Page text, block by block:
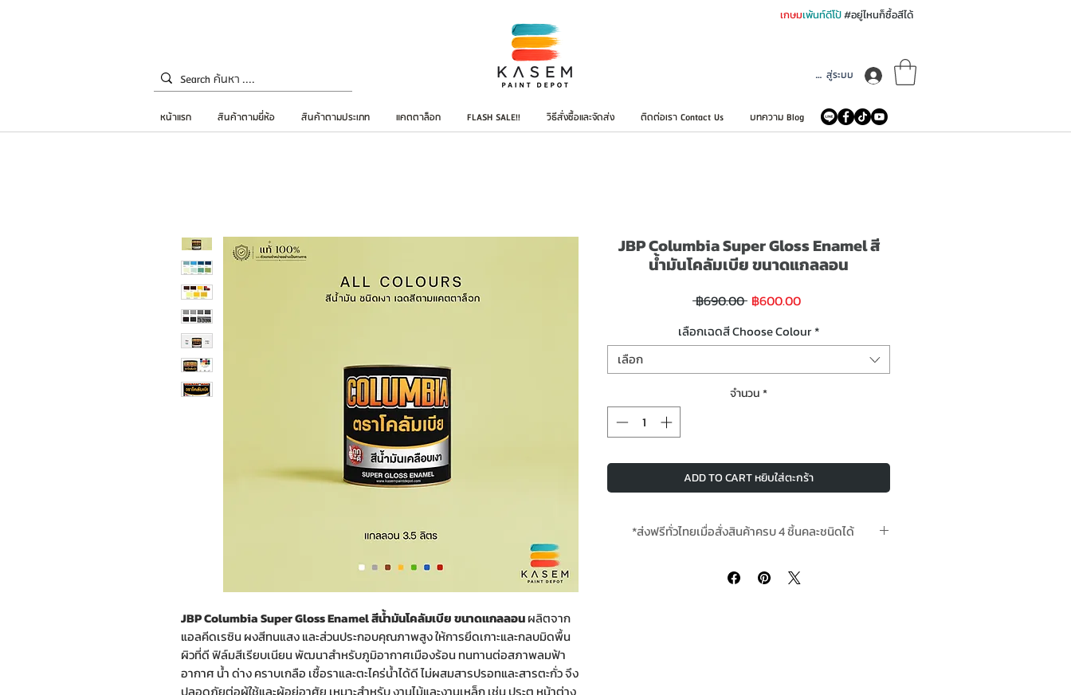
เกษมเพ้นท์ดีโป้#อยู่ไหนก็ซื้อสีได้
เข้าสู่ระบบ
หน้าแรก สินค้าตามยี่ห้อ สินค้าตามประเภท แคตตาล็อก FLASH SALE!! วิธีสั่งซื้อและจัดส่ง ติดต่อเรา Contact Us บทความ Blog
JBP Columbia Super Gloss Enamel สีน้ำมันโคลัมเบีย ขนาดแกลลอนผลิตจาก
แอลคีดเรซิน ผงสีทนแสง และส่วนประกอบคุณภาพสูง ให้การยึดเกาะและกลบมิดพื้น
ผิวที่ดี ฟิล์มสีเรียบเนียน พัฒนาสำหรับภูมิอากาศเมืองร้อน ทนทานต่อสภาพลมฟ้า
อากาศ น้ำ ด่าง คราบเกลือ เชื้อราและตะไคร่น้ำได้ดี ไม่ผสมสารปรอทและสารตะกั่ว จึง
JBP Columbia Super Gloss Enamel สี
น้ำมันโคลัมเบีย ขนาดแกลลอน
฿690.00 ราคา
฿600.00ราคา
ลด
เลือกเฉดสี Choose Colour *
เลือก
จำนวน*
ADD TO CART หยิบใส่ตะกร้า
*ส่งฟรีทั่วไทยเมื่อสั่งสินค้าครบ 4 ชิ้นคละชนิดได้